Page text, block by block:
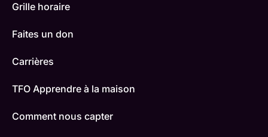
Grille horaire
Faites un don
Carrières
TFO Apprendre à la maison
Comment nous capter